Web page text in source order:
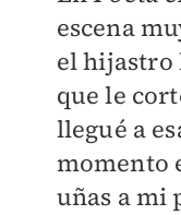
escena
el hijastro
que le
llegué a
momento
uñas a mi